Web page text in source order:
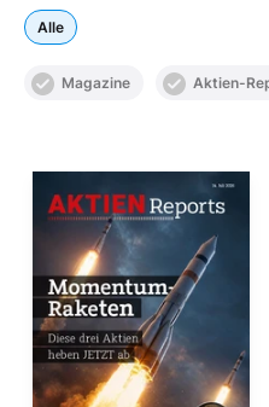
Alle
Magazine Aktien-